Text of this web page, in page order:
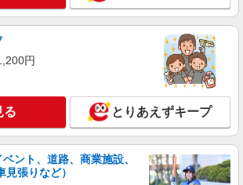
円
る とりあえずキープ
ント、道路、商業施設、
張りなど）